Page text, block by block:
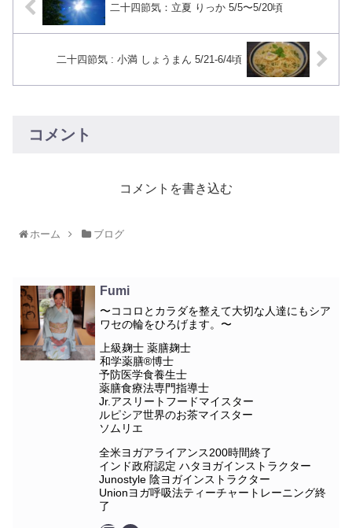
二十四節気：立夏 りっか 5/5〜5/20頃
二十四節気 : 小満 しょうまん 5/21-6/4頃
コメント
コメントを書き込む
ホーム ブログ
Fumi
〜ココロとカラダを整えて大切な人達にもシア
ワセの輪をひろげます。〜
上級麹士 薬膳麹士
和学薬膳®︎博士
予防医学食養生士
薬膳食療法専門指導士
Jr.アスリートフードマイスター
ルピシア世界のお茶マイスター
ソムリエ
全米ヨガアライアンス200時間終了
インド政府認定 ハタヨガインストラクター
Junostyle 陰ヨガインストラクター
Unionヨガ呼吸法ティーチャートレーニング終
了